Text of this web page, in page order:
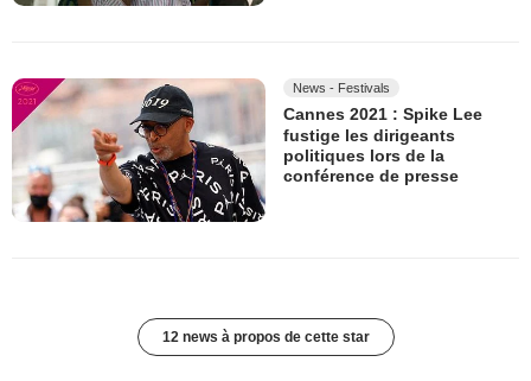
News - Festivals
Cannes 2021 : Spike Lee
fustige les dirigeants
politiques lors de la
conférence de presse
12 news à propos de cette star